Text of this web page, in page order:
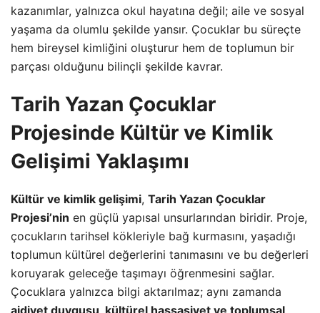
kazanımlar, yalnızca okul hayatına değil; aile ve sosyal
yaşama da olumlu şekilde yansır. Çocuklar bu süreçte
hem bireysel kimliğini oluşturur hem de toplumun bir
parçası olduğunu bilinçli şekilde kavrar.
Tarih Yazan Çocuklar
Projesinde Kültür ve Kimlik
Gelişimi Yaklaşımı
Kültür ve kimlik gelişimi, Tarih Yazan Çocuklar
Projesi’nin en güçlü yapısal unsurlarından biridir. Proje,
çocukların tarihsel kökleriyle bağ kurmasını, yaşadığı
toplumun kültürel değerlerini tanımasını ve bu değerleri
koruyarak geleceğe taşımayı öğrenmesini sağlar.
Çocuklara yalnızca bilgi aktarılmaz; aynı zamanda
aidiyet duygusu, kültürel hassasiyet ve toplumsal